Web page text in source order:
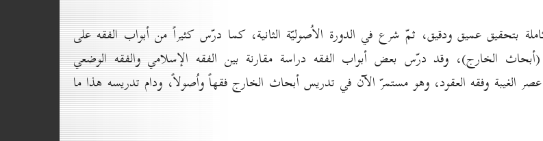
بتحقيق عميق ودقيق، ثمّ شرع في الدورة الاُصوليّة الثانية، كما درّس كثيراً من أبواب الفقه على
(أبحاث الخارج)، وقد درّس بعض أبواب الفقه دراسة مقارنة بين الفقه الإسلامي والفقه الوضعي
الغيبة وفقه العقود، وهو مستمرّ الآن في تدريس أبحاث الخارج فقهاً واُصولاً، ودام تدريسه هذا ما